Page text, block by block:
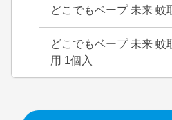
どこでもベープ 未来 蚊
どこでもベープ 未来 蚊
用 1個入